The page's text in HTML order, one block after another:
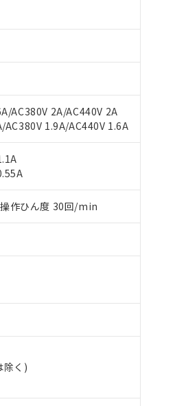
AC380V 2A/AC440V 2A
1.9A/AC440V 1.6A
作ひん度 30回/min
除く)
先、またはお客様担当のオムロン制
売ネットワーク
」をご確認ください。
なく第三者に漏洩または開示しない
利用いただくには、I-Webメンバーズ
部品リストについて、当社および当
引・商談に必要な範囲で利用するこ
用に関して"
の「1.共同利用者の範囲
は除く。
ることがあります。
す。
去に遡って非含有を証明するもので
では、対応完了までの期間は出荷製
た。
下であることを示します。
えていることを示します。
、
、 PBDEs(ポリ臭化ジフェニルエーテル類) :
: 1000ppm、 BBP(フタル酸ブチルベンジル) :
あることを示します。
漏えいし、環境に深刻な影響を及ぼさ
外国貿易法に定める商品（以下｢規制
、生物兵器またはその他武器並びに
記1、2および3の内容を当該第三者に
違法に輸出するおそれがある場合は
様のお取引先、またはお客様担当のオ
)
していない機種